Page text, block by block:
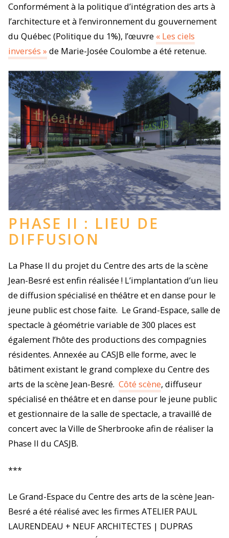
Conformément à la politique d’intégration des arts à
l’architecture et à l’environnement du gouvernement
du Québec (Politique du 1%), l’œuvre « Les ciels
inversés » de Marie-Josée Coulombe a été retenue.
PHASE II : LIEU DE
DIFFUSION
La Phase II du projet du Centre des arts de la scène
Jean-Besré est enfin réalisée ! L’implantation d’un lieu
de diffusion spécialisé en théâtre et en danse pour le
jeune public est chose faite. Le Grand-Espace, salle de
spectacle à géométrie variable de 300 places est
également l’hôte des productions des compagnies
résidentes. Annexée au CASJB elle forme, avec le
bâtiment existant le grand complexe du Centre des
arts de la scène Jean-Besré.Côté scène, diffuseur
spécialisé en théâtre et en danse pour le jeune public
et gestionnaire de la salle de spectacle, a travaillé de
concert avec la Ville de Sherbrooke afin de réaliser la
Phase II du CASJB.
***
Le Grand-Espace du Centre des arts de la scène Jean-
Besré a été réalisé avec les firmes ATELIER PAUL
LAURENDEAU + NEUF ARCHITECTES | DUPRAS